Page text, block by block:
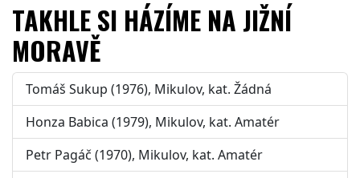
TAKHLE SI HÁZÍME NA JIŽNÍ
MORAVĚ
Tomáš Sukup (1976), Mikulov, kat. Žádná
Honza Babica (1979), Mikulov, kat. Amatér
Petr Pagáč (1970), Mikulov, kat. Amatér